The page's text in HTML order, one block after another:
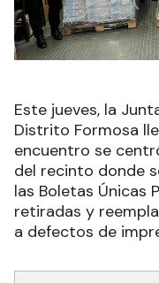
Este jueves, la
Distrito Formosa
encuentro se
del recinto donde
las Boletas Únicas
retiradas y
a defectos de